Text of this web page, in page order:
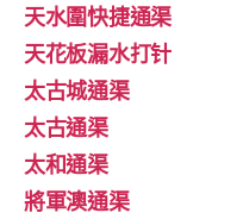
天水圍快捷通渠
天花板漏水打针
太古城通渠
太古通渠
太和通渠
將軍澳通渠